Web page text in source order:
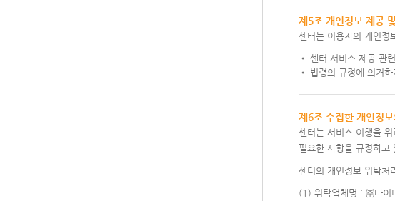
제5조 개인정보 제공
센터는 이용자의 개인정
• 센터 서비스 제공 관
• 법령의 규정에 의거
제6조 수집한 개인정
센터는 서비스 이행을
필요한 사항을 규정하고
센터의 개인정보 위탁처
(1) 위탁업체명 : ㈜바이